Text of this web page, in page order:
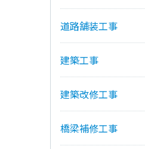
道路舗装工事
建築工事
建築改修工事
橋梁補修工事